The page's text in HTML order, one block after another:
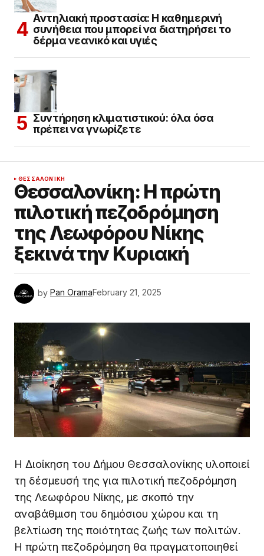
Αντηλιακή προστασία: Η καθημερινή
συνήθεια που μπορεί να διατηρήσει το
δέρμα νεανικό και υγιές
Συντήρηση κλιματιστικού: όλα όσα
πρέπει να γνωρίζετε
ΘΕΣΣΑΛΟΝΊΚΗ
Θεσσαλονίκη: Η πρώτη
πιλοτική πεζοδρόμηση
της Λεωφόρου Νίκης
ξεκινά την Κυριακή
by Pan OramaFebruary 21, 2025
Η Διοίκηση του Δήμου Θεσσαλονίκης υλοποιεί
τη δέσμευσή της για πιλοτική πεζοδρόμηση
της Λεωφόρου Νίκης, με σκοπό την
αναβάθμιση του δημόσιου χώρου και τη
βελτίωση της ποιότητας ζωής των πολιτών.
Η πρώτη πεζοδρόμηση θα πραγματοποιηθεί